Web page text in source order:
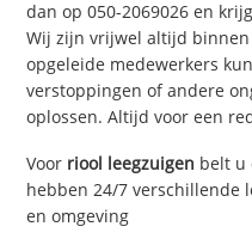
dan op 050-2069026 en
Wij zijn vrijwel altijd
opgeleide medewerkers
verstoppingen of andere
oplossen. Altijd voor een
Voor riool leegzuigen belt u
hebben 24/7 verschillende
en omgeving